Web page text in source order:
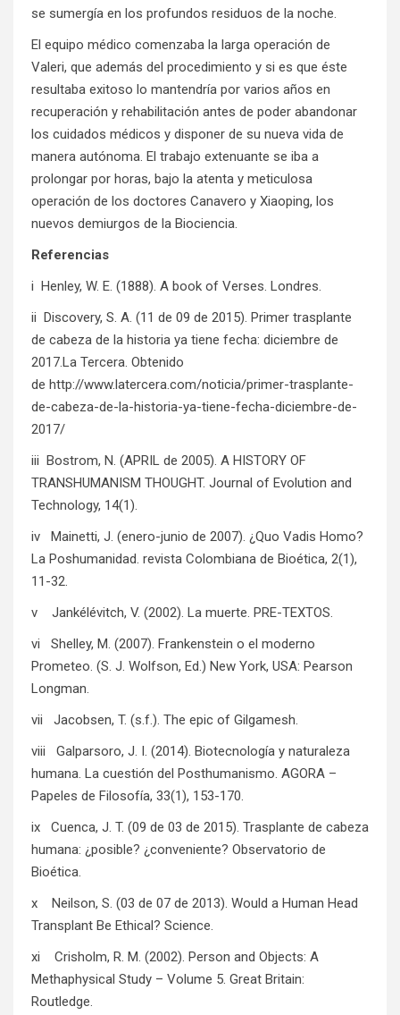
se sumergía en los profundos residuos de la noche.
El equipo médico comenzaba la larga operación de
Valeri, que además del procedimiento y si es que éste
resultaba exitoso lo mantendría por varios años en
recuperación y rehabilitación antes de poder abandonar
los cuidados médicos y disponer de su nueva vida de
manera autónoma. El trabajo extenuante se iba a
prolongar por horas, bajo la atenta y meticulosa
operación de los doctores Canavero y Xiaoping, los
nuevos demiurgos de la Biociencia.
Referencias
i Henley, W. E. (1888). A book of Verses. Londres.
ii Discovery, S. A. (11 de 09 de 2015). Primer trasplante
de cabeza de la historia ya tiene fecha: diciembre de
2017.La Tercera. Obtenido
de http://www.latercera.com/noticia/primer-trasplante-
de-cabeza-de-la-historia-ya-tiene-fecha-diciembre-de-
2017/
iii Bostrom, N. (APRIL de 2005). A HISTORY OF
TRANSHUMANISM THOUGHT. Journal of Evolution and
Technology, 14(1).
iv Mainetti, J. (enero-junio de 2007). ¿Quo Vadis Homo?
La Poshumanidad. revista Colombiana de Bioética, 2(1),
11-32.
v Jankélévitch, V. (2002). La muerte. PRE-TEXTOS.
vi Shelley, M. (2007). Frankenstein o el moderno
Prometeo. (S. J. Wolfson, Ed.) New York, USA: Pearson
Longman.
vii Jacobsen, T. (s.f.). The epic of Gilgamesh.
viii Galparsoro, J. I. (2014). Biotecnología y naturaleza
humana. La cuestión del Posthumanismo. AGORA –
Papeles de Filosofía, 33(1), 153-170.
ix Cuenca, J. T. (09 de 03 de 2015). Trasplante de cabeza
humana: ¿posible? ¿conveniente? Observatorio de
Bioética.
x Neilson, S. (03 de 07 de 2013). Would a Human Head
Transplant Be Ethical? Science.
xi Crisholm, R. M. (2002). Person and Objects: A
Methaphysical Study – Volume 5. Great Britain:
Routledge.